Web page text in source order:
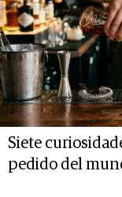
Siete
pedido del